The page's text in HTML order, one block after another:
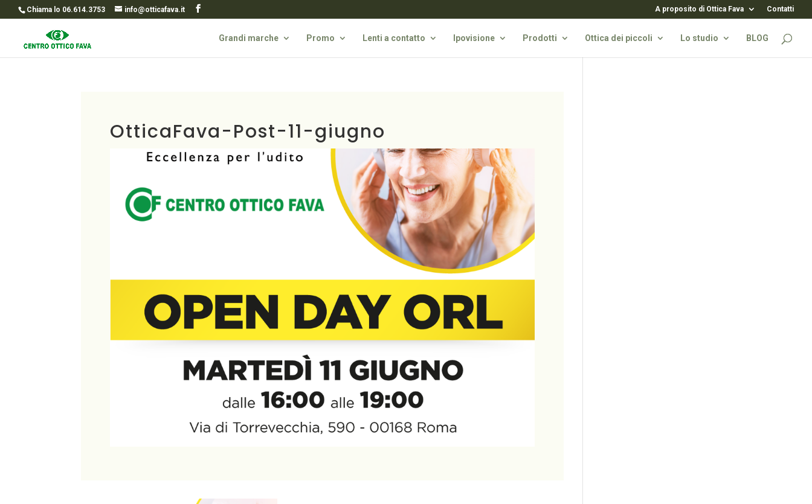
Chiama lo 06.614.3753 info@otticafava.it A proposito di Ottica Fava Contatti
Grandi marche Promo Lenti a contatto Ipovisione Prodotti Ottica dei piccoli Lo studio BLOG
OtticaFava-Post-11-giugno